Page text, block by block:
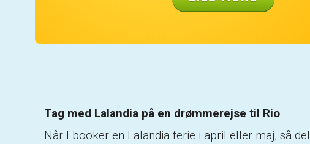
Tag med Lalandia på en drømmerejse til Rio
Når I booker en Lalandia ferie i april eller maj, så